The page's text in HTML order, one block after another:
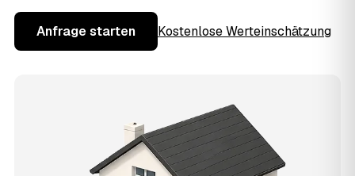
Anfrage starten Kostenlose Werteinschätzung